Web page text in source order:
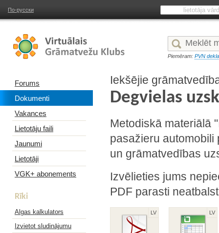
По-русски
Piemēram: PVN
Forums
Dokumenti
Vakances
Lietotāju faili
Jaunumi
Lietotāji
VGK+ abonements
Rīki
Algas kalkulators
Izvietot sludinājumu
Iekšējie
Degvielas
Metodiskā materiālā
pasažieru
un grāmatvedības
Izvēlieties jums
PDF parasti
LV LV